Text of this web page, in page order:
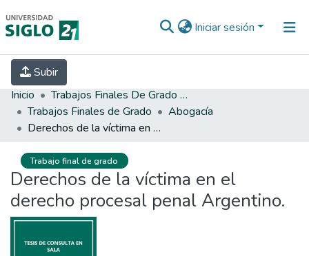
Iniciar sesión
Subir
INICIO EBOOK21
INVESTIGACIÓN
Inicio
Trabajos Finales De Grado Y Posgrado
Trabajos Finales de Grado
Abogacía
Derechos de la víctima en el derecho procesal penal Argentino.
Trabajo final de grado
Derechos de la víctima en el
derecho procesal penal Argentino.